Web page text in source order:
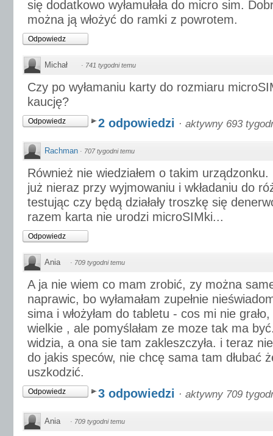
się dodatkowo wyłamułała do micro sim.
można ją włożyć do ramki z powrotem.
Odpowiedz
Michał · 741 tygodni temu
Czy po wyłamaniu karty do rozmiaru
kaucję?
Odpowiedz 2 odpowiedzi · aktywny 693
Rachman · 707 tygodni temu
Również nie wiedziałem o takim
już nieraz przy wyjmowaniu i wkładaniu do
testując czy będą działały troszkę się
razem karta nie urodzi microSIMki...
Odpowiedz
Ania · 709 tygodni temu
A ja nie wiem co mam zrobić, zy można
naprawic, bo wyłamałam zupełnie
sima i włożyłam do tabletu - cos mi nie
wielkie , ale pomyślałam ze moze tak ma
widzia, a ona sie tam zakleszczyła. i teraz
do jakis speców, nie chcę sama tam dłubać
uszkodzić.
Odpowiedz 3 odpowiedzi · aktywny 709
Ania · 709 tygodni temu